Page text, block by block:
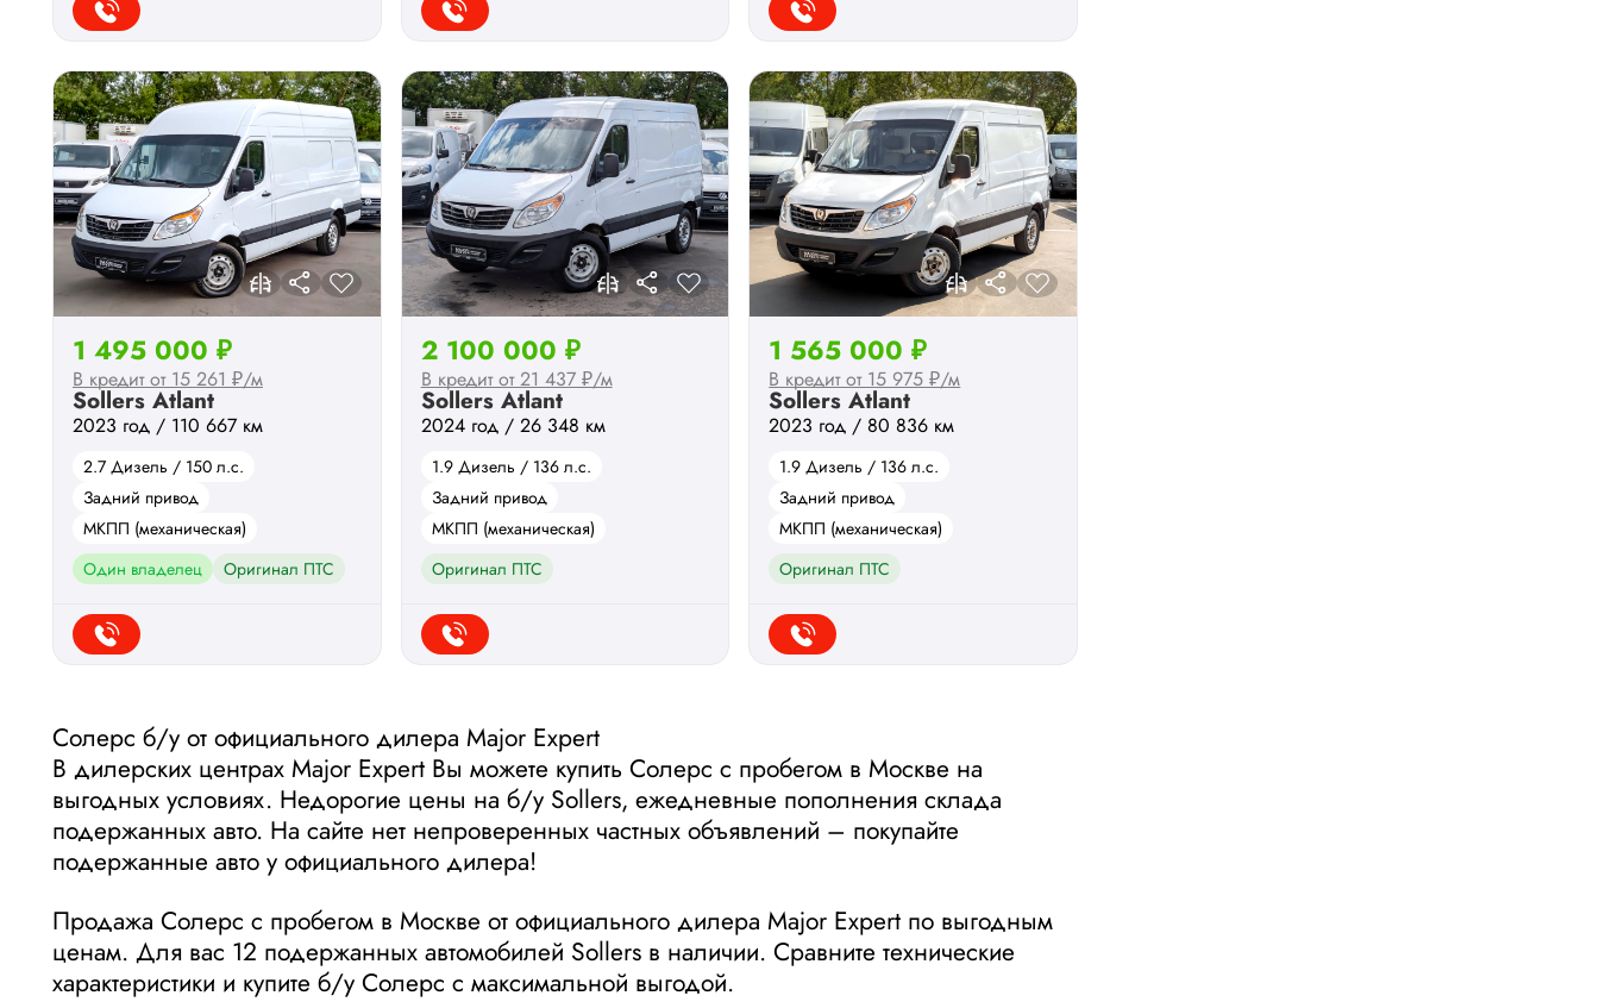
Sollers Atlant
2023 год / 110 667 км
2.7 Дизель / 150 л.с.
Задний привод
МКПП (механическая)
Один владелец
Оригинал ПТС
1 495 000 ₽
В кредит от 15 261 ₽/м
Sollers Atlant
2024 год / 26 348 км
1.9 Дизель / 136 л.с.
Задний привод
МКПП (механическая)
Оригинал ПТС
2 100 000 ₽
В кредит от 21 437 ₽/м
Sollers Atlant
2023 год / 80 836 км
1.9 Дизель / 136 л.с.
Задний привод
МКПП (механическая)
Оригинал ПТС
1 565 000 ₽
В кредит от 15 975 ₽/м
Солерс б/у от официального дилера Major Expert
В дилерских центрах Major Expert Вы можете купить Солерс с пробегом в Москве на
выгодных условиях. Недорогие цены на б/у Sollers, ежедневные пополнения склада
подержанных авто. На сайте нет непроверенных частных объявлений – покупайте
подержанные авто у официального дилера!
Продажа Солерс с пробегом в Москве от официального дилера Major Expert по выгодным
ценам. Для вас 12 подержанных автомобилей Sollers в наличии. Сравните технические
характеристики и купите б/у Солерс с максимальной выгодой.